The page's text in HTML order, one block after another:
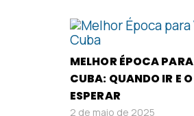
MELHOR ÉPOCA
CUBA: QUANDO IR E O
ESPERAR
2 de maio de 2025